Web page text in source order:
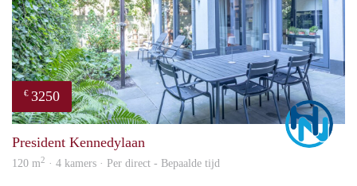
€ 3250
President Kennedylaan
120 m2 · 4 kamers · Per direct - Bepaalde tijd